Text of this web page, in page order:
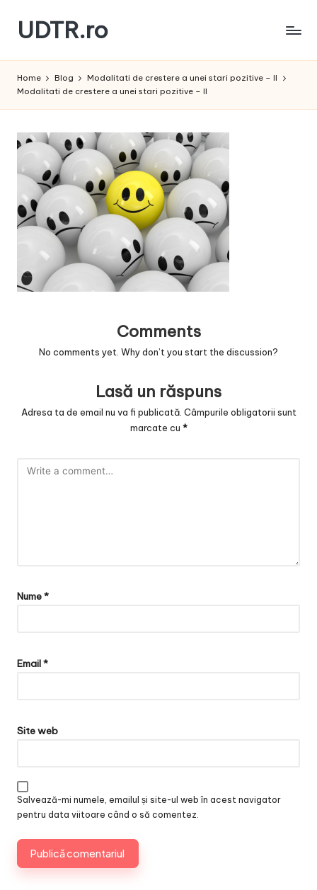
Skip
content
UDTR.ro
te
Home Blog
Modalitati de crestere a unei stari pozitive – II
Modalitati de crestere a unei stari pozitive – II
Comments
No comments yet. Why don’t you start the discussion?
Lasă un răspuns
Adresa ta de email nu va fi publicată. Câmpurile obligatorii sunt
marcate cu *
Nume*
Email*
Site web
Salvează-mi numele, emailul și site-ul web în acest navigator
pentru data viitoare când o să comentez.